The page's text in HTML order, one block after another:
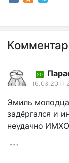
20
16.03.2011
Эмиль
задёргался и
неудачно